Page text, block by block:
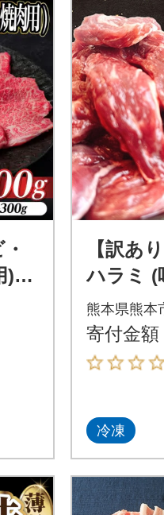
)60
【訳あ
ハラミ (
約
熊本県熊本
寄付金額
冷凍